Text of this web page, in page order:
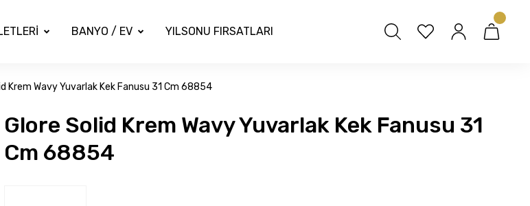
BANYO / EV YILSONU FIRSATLARI
Krem Wavy Yuvarlak Kek Fanusu 31 Cm 68854
Glore Solid Krem Wavy Yuvarlak Kek Fanusu 31
Cm 68854